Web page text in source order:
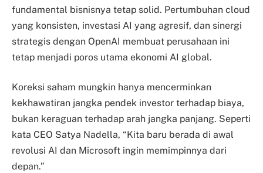
fundamental bisnisnya tetap solid. Pertumbuhan cloud
yang konsisten, investasi AI yang agresif, dan sinergi
strategis dengan OpenAI membuat perusahaan ini
tetap menjadi poros utama ekonomi AI global.
Koreksi saham mungkin hanya mencerminkan
kekhawatiran jangka pendek investor terhadap biaya,
bukan keraguan terhadap arah jangka panjang. Seperti
kata CEO Satya Nadella, “Kita baru berada di awal
revolusi AI dan Microsoft ingin memimpinnya dari
depan.”